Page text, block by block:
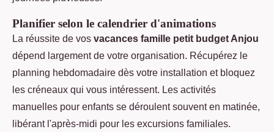
Planifier selon le calendrier d'animations
La réussite de vos vacances famille petit budget Anjou
dépend largement de votre organisation. Récupérez le
planning hebdomadaire dès votre installation et bloquez
les créneaux qui vous intéressent. Les activités
manuelles pour enfants se déroulent souvent en matinée,
libérant l'après-midi pour les excursions familiales.